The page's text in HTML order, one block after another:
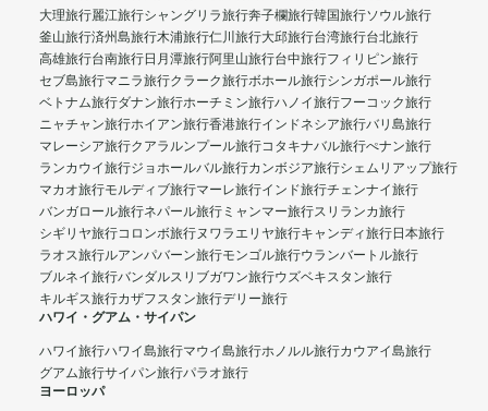
大理旅行麗江旅行シャングリラ旅行奔子欄旅行韓国旅行ソウル旅行
釜山旅行済州島旅行木浦旅行仁川旅行大邱旅行台湾旅行台北旅行
高雄旅行台南旅行日月潭旅行阿里山旅行台中旅行フィリピン旅行
セブ島旅行マニラ旅行クラーク旅行ボホール旅行シンガポール旅行
ベトナム旅行ダナン旅行ホーチミン旅行ハノイ旅行フーコック旅行
ニャチャン旅行ホイアン旅行香港旅行インドネシア旅行バリ島旅行
マレーシア旅行クアラルンプール旅行コタキナバル旅行ぺナン旅行
ランカウイ旅行ジョホールバル旅行カンボジア旅行シェムリアップ旅行
マカオ旅行モルディブ旅行マーレ旅行インド旅行チェンナイ旅行
バンガロール旅行ネパール旅行 ミャンマー旅行スリランカ旅行
シギリヤ旅行コロンボ旅行ヌワラエリヤ旅行キャンディ旅行日本旅行
ラオス旅行ルアンパバーン旅行モンゴル旅行ウランバートル旅行
ブルネイ旅行バンダルスリブガワン旅行ウズベキスタン旅行
キルギス旅行カザフスタン旅行デリー旅行
ハワイ・グアム・サイパン
ハワイ旅行ハワイ島旅行マウイ島旅行ホノルル旅行カウアイ島旅行
グアム旅行サイパン旅行パラオ旅行
ヨーロッパ